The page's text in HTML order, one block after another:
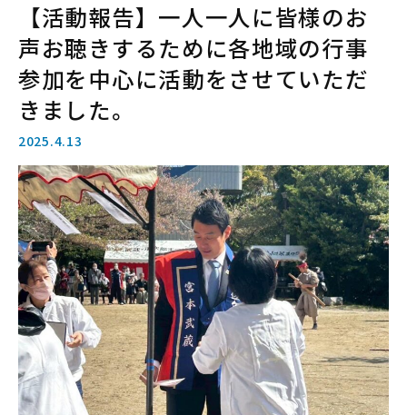
【活動報告】一人一人に皆様のお
声お聴きするために各地域の行事
参加を中心に活動をさせていただ
きました。
2025.4.13